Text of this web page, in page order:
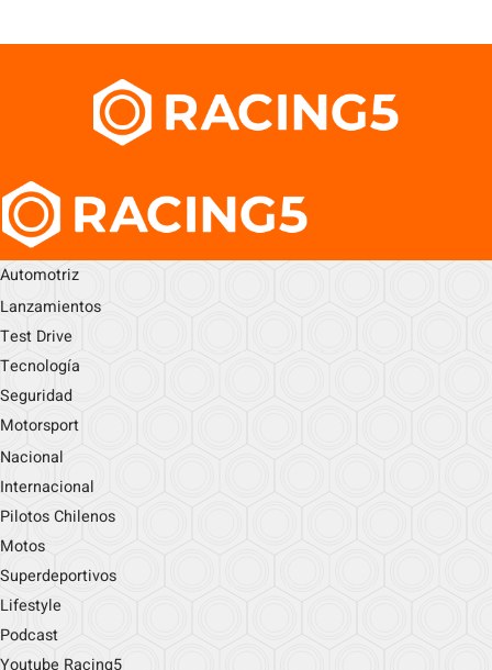
Automotriz
Lanzamientos
Test Drive
Tecnología
Seguridad
Motorsport
Nacional
Internacional
Pilotos Chilenos
Motos
Superdeportivos
Lifestyle
Podcast
Youtube Racing5